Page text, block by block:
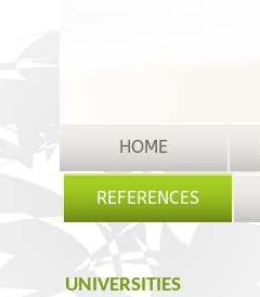
HOME
REFERENCES
UNIVERSITIES